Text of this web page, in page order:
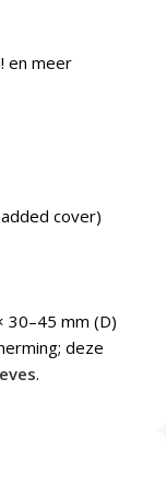
en meer
cover)
30–45 mm (D)
deze
.